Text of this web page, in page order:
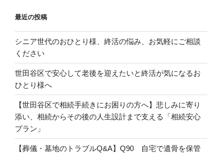
最近の投稿
シニア世代のおひとり様、終活の悩み、お気軽にご相談
ください
世田谷区で安心して老後を迎えたいと終活が気になるお
ひとり様へ
【世田谷区で相続手続きにお困りの方へ】悲しみに寄り
添い、相続からその後の人生設計まで支える「相続安心
プラン」
【葬儀・墓地のトラブルQ&A】Q90 自宅で遺骨を保管